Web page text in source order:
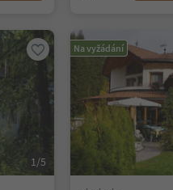
1/5
Na vyžádání